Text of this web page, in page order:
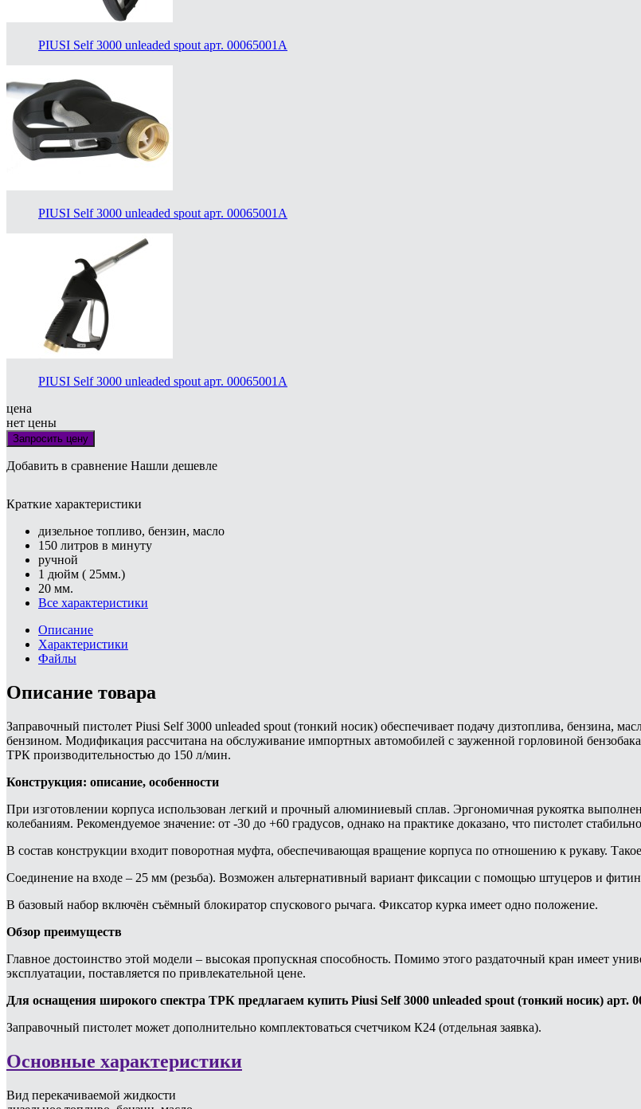
PIUSI Self 3000 unleaded spout арт. 00065001A
PIUSI Self 3000 unleaded spout арт. 00065001A
PIUSI Self 3000 unleaded spout арт. 00065001A
цена
нет цены
Запросить цену
Добавить в сравнение Нашли дешевле
Краткие характеристики
дизельное топливо, бензин, масло
150 литров в минуту
ручной
1 дюйм ( 25мм.)
20 мм.
Все характеристики
Описание
Характеристики
Файлы
Описание товара
Заправочный пистолет Piusi Self 3000 unleaded spout (тонкий носик) обеспечивает подачу дизтоплива, бензина,
бензином. Модификация рассчитана на обслуживание импортных автомобилей с зауженной горловиной
ТРК производительностью до 150 л/мин.
Конструкция: описание, особенности
При изготовлении корпуса использован легкий и прочный алюминиевый сплав. Эргономичная рукоятка
колебаниям. Рекомендуемое значение: от -30 до +60 градусов, однако на практике доказано, что пистолет
В состав конструкции входит поворотная муфта, обеспечивающая вращение корпуса по отношению к рукаву.
Соединение на входе – 25 мм (резьба). Возможен альтернативный вариант фиксации с помощью штуцеров и
В базовый набор включён съёмный блокиратор спускового рычага. Фиксатор курка имеет одно положение.
Обзор преимуществ
Главное достоинство этой модели – высокая пропускная способность. Помимо этого раздаточный кран имеет
эксплуатации, поставляется по привлекательной цене.
Для оснащения широкого спектра ТРК предлагаем купить Piusi Self 3000 unleaded spout (тонкий носик) арт.
Заправочный пистолет может дополнительно комплектоваться счетчиком К24 (отдельная заявка).
Основные характеристики
Вид перекачиваемой жидкости